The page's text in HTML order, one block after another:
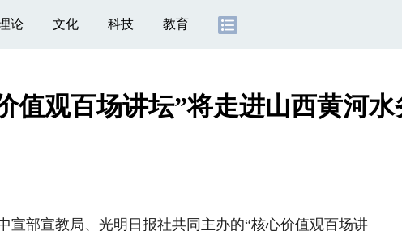
论 文化 科技 教育
值观百场讲坛”将走进山西黄河水
宣部宣教局、光明日报社共同主办的“核心价值观百场讲